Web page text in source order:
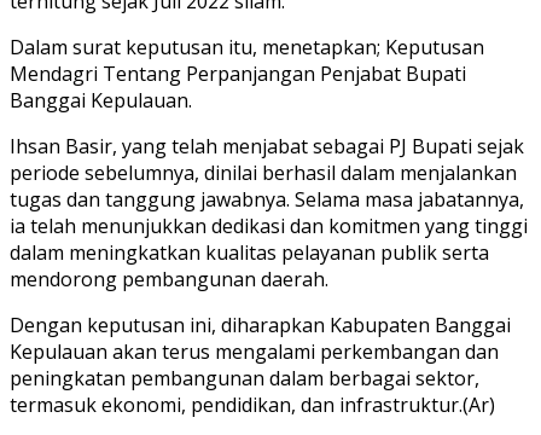
Dalam surat keputusan itu, menetapkan; Keputusan
Mendagri Tentang Perpanjangan Penjabat Bupati
Banggai Kepulauan.
Ihsan Basir, yang telah menjabat sebagai PJ Bupati sejak
periode sebelumnya, dinilai berhasil dalam menjalankan
tugas dan tanggung jawabnya. Selama masa jabatannya,
ia telah menunjukkan dedikasi dan komitmen yang tinggi
dalam meningkatkan kualitas pelayanan publik serta
mendorong pembangunan daerah.
Dengan keputusan ini, diharapkan Kabupaten Banggai
Kepulauan akan terus mengalami perkembangan dan
peningkatan pembangunan dalam berbagai sektor,
termasuk ekonomi, pendidikan, dan infrastruktur.(Ar)